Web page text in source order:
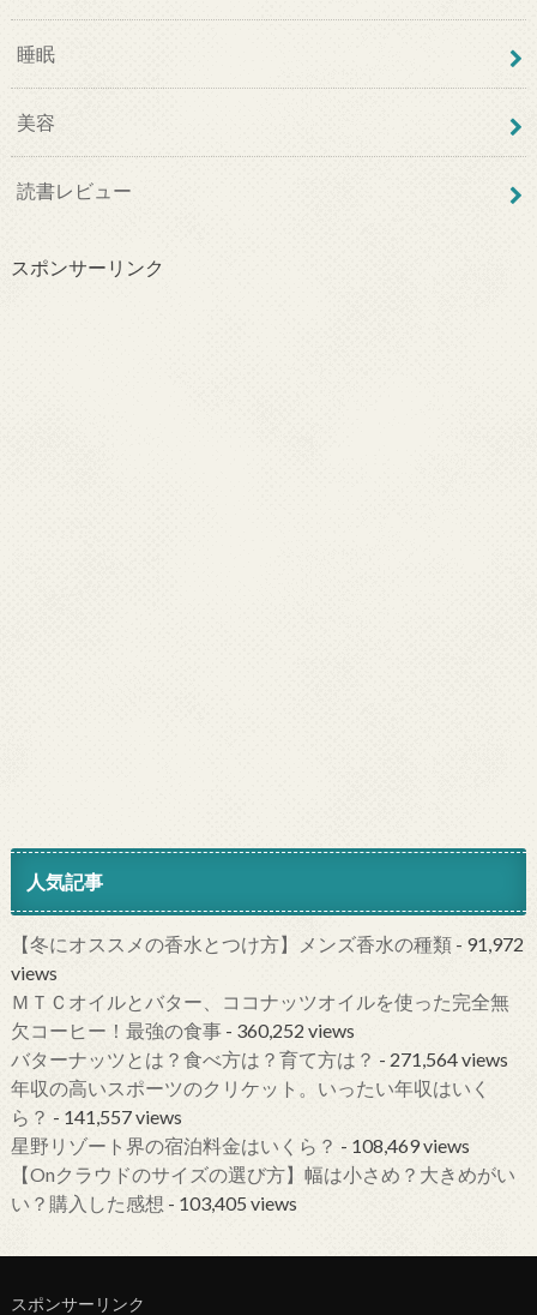
睡眠
美容
読書レビュー
スポンサーリンク
人気記事
【冬にオススメの香水とつけ方】メンズ香水の種類- 91,972
views
ＭＴＣオイルとバター、ココナッツオイルを使った完全無
欠コーヒー！最強の食事- 360,252 views
バターナッツとは？食べ方は？育て方は？ - 271,564 views
年収の高いスポーツのクリケット。いったい年収はいく
ら？ - 141,557 views
星野リゾート界の宿泊料金はいくら？ - 108,469 views
【Onクラウドのサイズの選び方】幅は小さめ？大きめがい
い？購入した感想 - 103,405 views
スポンサーリンク